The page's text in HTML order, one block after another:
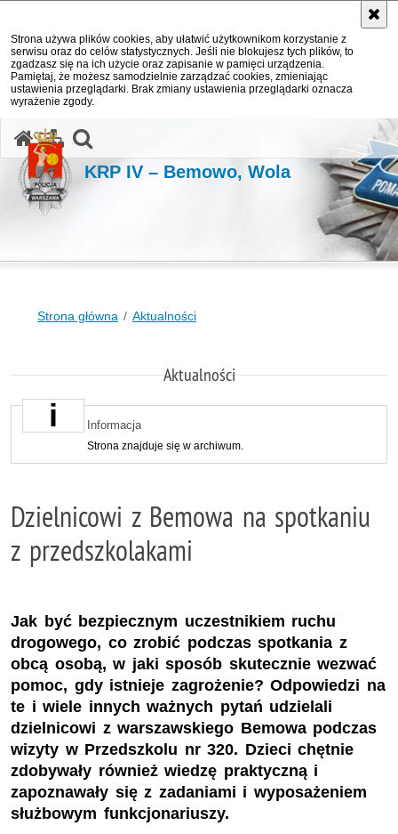
Strona używa plików cookies, aby ułatwić użytkownikom korzystanie z
serwisu oraz do celów statystycznych. Jeśli nie blokujesz tych plików, to
zgadzasz się na ich użycie oraz zapisanie w pamięci urządzenia.
Pamiętaj, że możesz samodzielnie zarządzać cookies, zmieniając
ustawienia przeglądarki. Brak zmiany ustawienia przeglądarki oznacza
wyrażenie zgody.
KRP IV – Bemowo, Wola
Strona główna Aktualności
Aktualności
Informacja
Strona znajduje się w archiwum.
Dzielnicowi z Bemowa na spotkaniu
z przedszkolakami
Jak być bezpiecznym uczestnikiem ruchu
drogowego, co zrobić podczas spotkania z
obcą osobą, w jaki sposób skutecznie wezwać
pomoc, gdy istnieje zagrożenie? Odpowiedzi na
te i wiele innych ważnych pytań udzielali
dzielnicowi z warszawskiego Bemowa podczas
wizyty w Przedszkolu nr 320. Dzieci chętnie
zdobywały również wiedzę praktyczną i
zapoznawały się z zadaniami i wyposażeniem
służbowym funkcjonariuszy.